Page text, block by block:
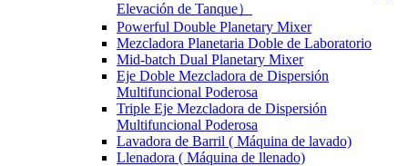
Elevación de Tanque）
Powerful Double Planetary Mixer
Mezcladora Planetaria Doble de Laboratorio
Mid-batch Dual Planetary Mixer
Eje Doble Mezcladora de Dispersión
Multifuncional Poderosa
Triple Eje Mezcladora de Dispersión
Multifuncional Poderosa
Lavadora de Barril ( Máquina de lavado)
Llenadora ( Máquina de llenado)